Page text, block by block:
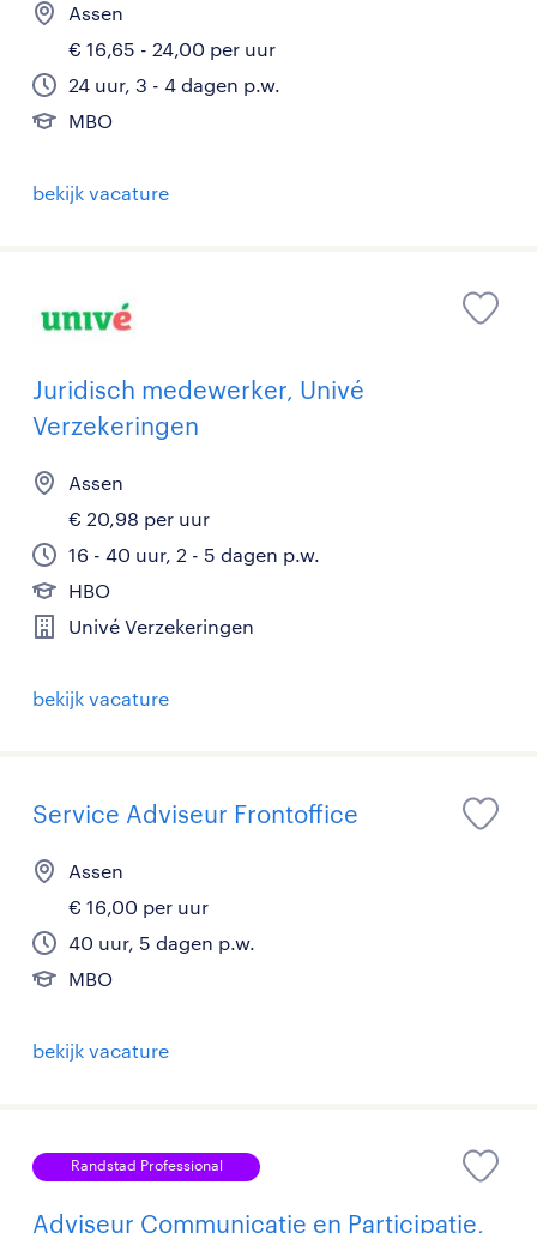
Assen
€ 16,65 - 24,00 per uur
24 uur, 3 - 4 dagen p.w.
MBO
bekijk vacature
Juridisch medewerker, Univé
Verzekeringen
Assen
€ 20,98 per uur
16 - 40 uur, 2 - 5 dagen p.w.
HBO
Univé Verzekeringen
bekijk vacature
Service Adviseur Frontoffice
Assen
€ 16,00 per uur
40 uur, 5 dagen p.w.
MBO
bekijk vacature
Randstad Professional
Adviseur Communicatie en Participatie,